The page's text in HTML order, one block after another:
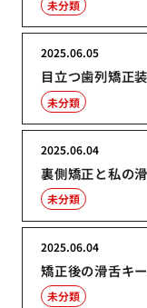
未分類
目立つ歯列矯正
2025.06.05
未分類
裏側矯正と私の
2025.06.04
未分類
矯正後の滑舌キ
2025.06.04
未分類